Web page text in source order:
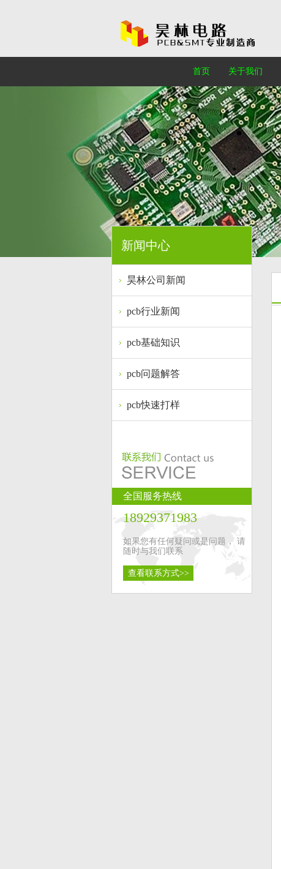
首页 关于我们
新闻中心
昊林公司新闻
pcb行业新闻
pcb基础知识
pcb问题解答
pcb快速打样
全国服务热线
18929371983
如果您有任何疑问或是问题， 请
随时与我们联系
查看联系方式>>